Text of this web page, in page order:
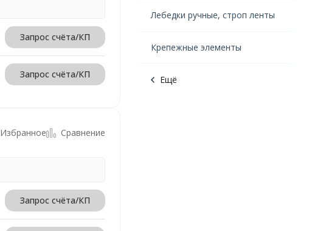
Запрос счёта/КП
Запрос счёта/КП
Избранное Сравнение
Запрос счёта/КП
Лебедки ручные, строп ленты
Крепежные элементы
Ещё